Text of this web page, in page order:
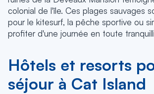
colonial de l'île. Ces plages sauvages
pour le kitesurf, la pêche sportive ou
profiter d'une journée en toute
Hôtels et resorts
séjour à Cat Island